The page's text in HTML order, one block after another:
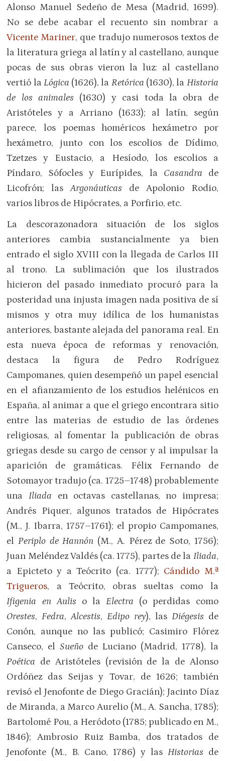
Alonso Manuel Sedeño de Mesa (Madrid, 1699).
No se debe acabar el recuento sin nombrar a
Vicente Mariner, que tradujo numerosos textos de
la literatura griega al latín y al castellano, aunque
pocas de sus obras vieron la luz: al castellano
vertió la Lógica (1626), la Retórica (1630), la Historia
de los animales (1630) y casi toda la obra de
Aristóteles y a Arriano (1633); al latín, según
parece, los poemas homéricos hexámetro por
hexámetro, junto con los escolios de Dídimo,
Tzetzes y Eustacio, a Hesíodo, los escolios a
Píndaro, Sófocles y Eurípides, la Casandra de
Licofrón; lasArgonáuticas de Apolonio Rodio,
varios libros de Hipócrates, a Porfirio, etc.
La descorazonadora situación de los siglos
anteriores cambia sustancialmente ya bien
entrado el siglo XVIII con la llegada de Carlos III
al trono. La sublimación que los ilustrados
hicieron del pasado inmediato procuró para la
posteridad una injusta imagen nada positiva de sí
mismos y otra muy idílica de los humanistas
anteriores, bastante alejada del panorama real. En
esta nueva época de reformas y renovación,
destaca la figura de Pedro Rodríguez
Campomanes, quien desempeñó un papel esencial
en el afianzamiento de los estudios helénicos en
España, al animar a que el griego encontrara sitio
entre las materias de estudio de las órdenes
religiosas, al fomentar la publicación de obras
griegas desde su cargo de censor y al impulsar la
aparición de gramáticas. Félix Fernando de
Sotomayor tradujo (ca. 1725–1748) probablemente
una Iliada en octavas castellanas, no impresa;
Andrés Piquer, algunos tratados de Hipócrates
(M., J. Ibarra, 1757–1761); el propio Campomanes,
elPeriplo de Hannón (M., A. Pérez de Soto, 1756);
Juan Meléndez Valdés (ca. 1775), partes de la Iliada,
a Epicteto y a Teócrito (ca. 1777); Cándido M.ª
Trigueros, a Teócrito, obras sueltas como la
Ifigenia en Aulis o laElectra (o perdidas como
Orestes,Fedra,Alcestis,Edipo rey), las Diégesis de
Conón, aunque no las publicó; Casimiro Flórez
Canseco, el Sueño de Luciano (Madrid, 1778), la
Poética de Aristóteles (revisión de la de Alonso
Ordóñez das Seijas y Tovar, de 1626; también
revisó el Jenofonte de Diego Gracián); Jacinto Díaz
de Miranda, a Marco Aurelio (M., A. Sancha, 1785);
Bartolomé Pou, a Heródoto (1785; publicado en M.,
1846); Ambrosio Ruiz Bamba, dos tratados de
Jenofonte (M., B. Cano, 1786) y las Historias de